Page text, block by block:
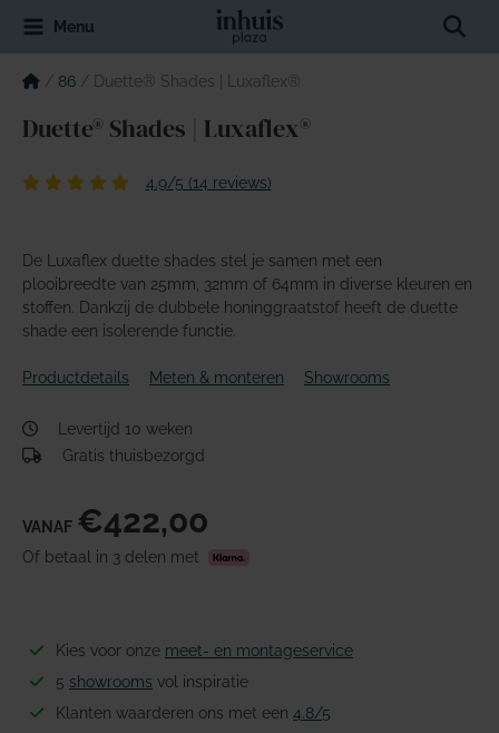
naar
inhoud
Menu
/ 86 / Duette® Shades | Luxaflex®
Duette® Shades | Luxaflex®
4.9/5 (14 reviews)
De Luxaflex duette shades stel je samen met een
plooibreedte van 25mm, 32mm of 64mm in diverse kleuren en
stoffen. Dankzij de dubbele honinggraatstof heeft de duette
shade een isolerende functie.
Productdetails Meten & monteren Showrooms
Levertijd 10 weken
Gratis thuisbezorgd
VANAF €422,00
Of betaal in 3 delen met
Kies voor onze meet- en montageservice
5 showrooms vol inspiratie
Klanten waarderen ons met een 4.8/5